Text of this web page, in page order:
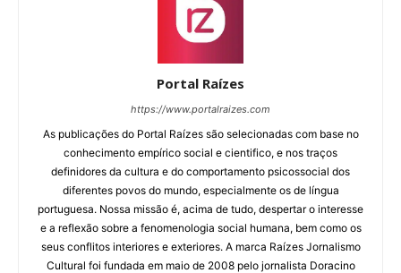
Portal Raízes
https://www.portalraizes.com
As publicações do Portal Raízes são selecionadas com base no
conhecimento empírico social e cientifico, e nos traços
definidores da cultura e do comportamento psicossocial dos
diferentes povos do mundo, especialmente os de língua
portuguesa. Nossa missão é, acima de tudo, despertar o interesse
e a reflexão sobre a fenomenologia social humana, bem como os
seus conflitos interiores e exteriores. A marca Raízes Jornalismo
Cultural foi fundada em maio de 2008 pelo jornalista Doracino